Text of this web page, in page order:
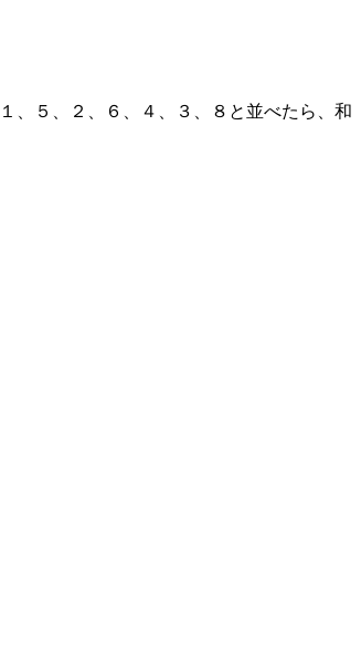
、５、２、６、４、３、８と並べたら、和